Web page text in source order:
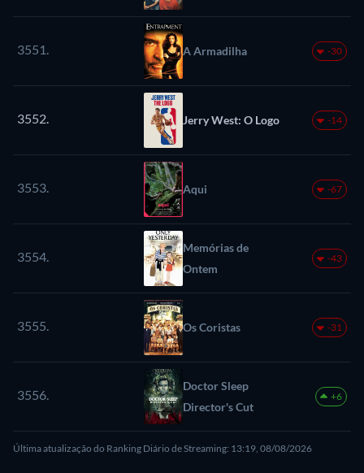
3551. A Armadilha -30
3552. Jerry West: O Logo -14
3553. Aqui -67
3554.
Memórias de
Ontem
-43
3555. Os Coristas -31
3556.
Doctor Sleep
Director's Cut
+6
Última atualização do Ranking Diário de Streaming: 13:19, 08/08/2026